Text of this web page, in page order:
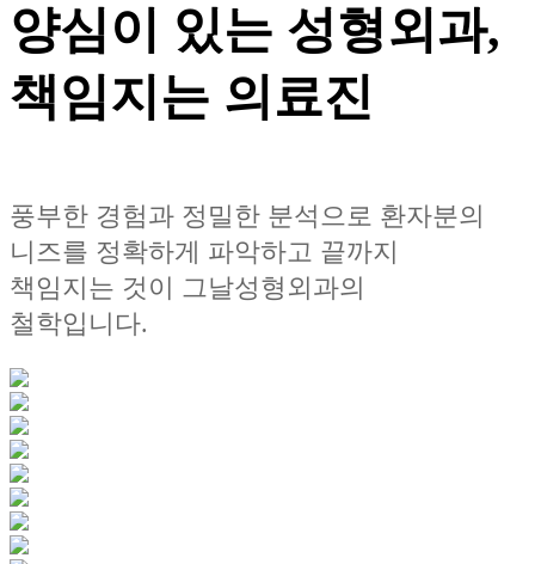
양심이 있는 성형외과,
책임지는 의료진
풍부한 경험과 정밀한 분석으로 환자분의
니즈를 정확하게 파악하고 끝까지
책임지는 것이 그날성형외과의
철학입니다.